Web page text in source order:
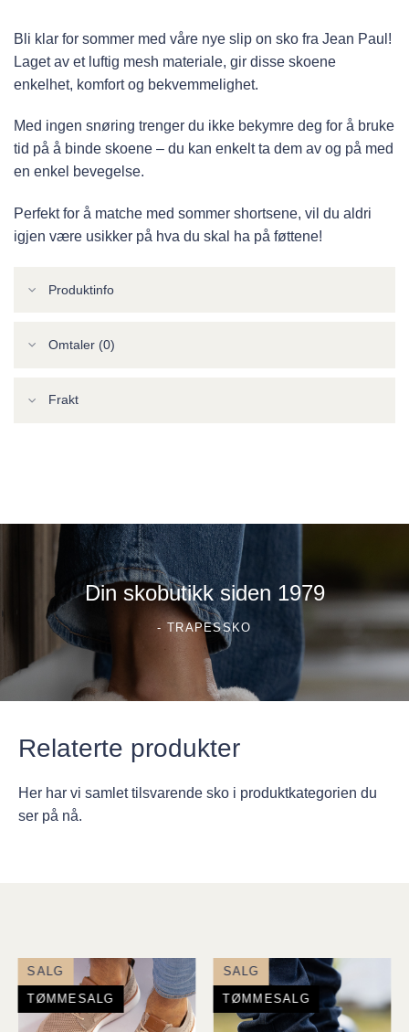
Bli klar for sommer med våre nye slip on sko fra Jean Paul!
Laget av et luftig mesh materiale, gir disse skoene
enkelhet, komfort og bekvemmelighet.
Med ingen snøring trenger du ikke bekymre deg for å bruke
tid på å binde skoene – du kan enkelt ta dem av og på med
en enkel bevegelse.
Perfekt for å matche med sommer shortsene, vil du aldri
igjen være usikker på hva du skal ha på føttene!
Produktinfo
Omtaler (0)
Frakt
Din skobutikk siden 1979
- TRAPESSKO
Relaterte produkter
Her har vi samlet tilsvarende sko i produktkategorien du
ser på nå.
SALG
TØMMESALG
SALG
TØMMESALG